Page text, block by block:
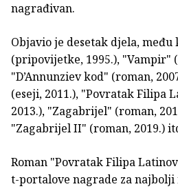
nagrađivan.
Objavio je desetak djela,
(pripovijetke, 1995.), "Vampir"
"D’Annunziev kod" (roman,
(eseji, 2011.), "Povratak Filipa
2013.), "Zagabrijel" (roman,
"Zagabrijel II" (roman, 2019.)
Roman "Povratak Filipa
t-portalove nagrade za najbolji